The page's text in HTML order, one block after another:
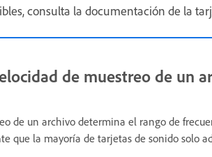
consulta la documentación de la
de muestreo de un
de un archivo determina el rango de
que la mayoría de tarjetas de sonido solo